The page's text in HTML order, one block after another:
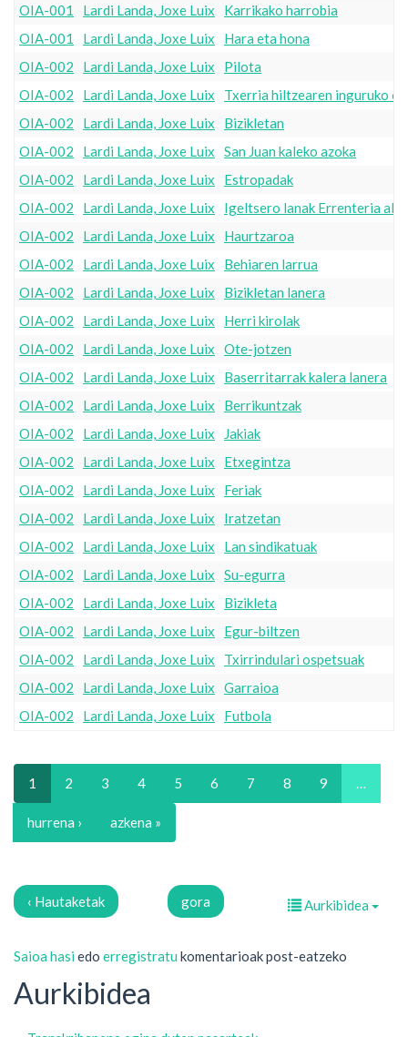
OIA-001
Lardi Landa, Joxe Luix
Karrikako harrobia
OIA-001
Lardi Landa, Joxe Luix
Hara eta hona
OIA-002
Lardi Landa, Joxe Luix
Pilota
OIA-002
Lardi Landa, Joxe Luix
Txerria hiltzearen inguruko
OIA-002
Lardi Landa, Joxe Luix
Bizikletan
OIA-002
Lardi Landa, Joxe Luix
San Juan kaleko azoka
OIA-002
Lardi Landa, Joxe Luix
Estropadak
OIA-002
Lardi Landa, Joxe Luix
Igeltsero lanak Errenteria
OIA-002
Lardi Landa, Joxe Luix
Haurtzaroa
OIA-002
Lardi Landa, Joxe Luix
Behiaren larrua
OIA-002
Lardi Landa, Joxe Luix
Bizikletan lanera
OIA-002
Lardi Landa, Joxe Luix
Herri kirolak
OIA-002
Lardi Landa, Joxe Luix
Ote-jotzen
OIA-002
Lardi Landa, Joxe Luix
Baserritarrak kalera lanera
OIA-002
Lardi Landa, Joxe Luix
Berrikuntzak
OIA-002
Lardi Landa, Joxe Luix
Jakiak
OIA-002
Lardi Landa, Joxe Luix
Etxegintza
OIA-002
Lardi Landa, Joxe Luix
Feriak
OIA-002
Lardi Landa, Joxe Luix
Iratzetan
OIA-002
Lardi Landa, Joxe Luix
Lan sindikatuak
OIA-002
Lardi Landa, Joxe Luix
Su-egurra
OIA-002
Lardi Landa, Joxe Luix
Bizikleta
OIA-002
Lardi Landa, Joxe Luix
Egur-biltzen
OIA-002
Lardi Landa, Joxe Luix
Txirrindulari ospetsuak
OIA-002
Lardi Landa, Joxe Luix
Garraioa
OIA-002
Lardi Landa, Joxe Luix Futbola
1 2 3 4 5 6 7 8 9 …
hurrena › azkena »
Aurkibidea
‹ Hautaketak gora
Saioa hasi edo erregistratu komentarioak post-eatzeko
Aurkibidea